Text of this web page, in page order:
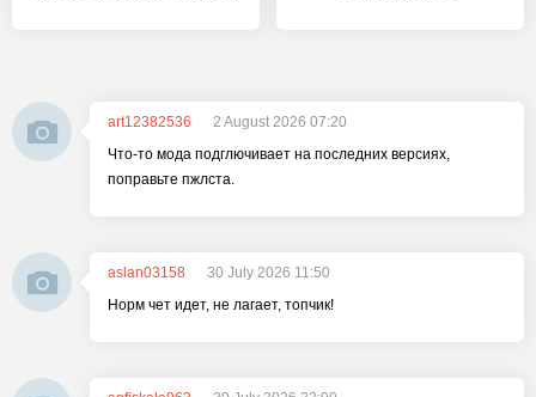
art12382536
2 August 2026 07:20
Что-то мода подглючивает на последних версиях,
поправьте пжлста.
aslan03158
30 July 2026 11:50
Норм чет идет, не лагает, топчик!